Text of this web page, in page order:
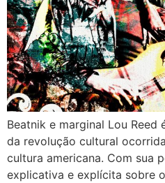
Beatnik e marginal Lou
da revolução cultural
cultura americana. Com sua
explicativa e explícita sobre